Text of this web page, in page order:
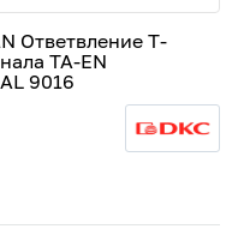
Ответвление Т-
TA-EN
9016